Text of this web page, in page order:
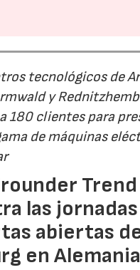
tecnológicos de
y
180 clientes para
de máquinas
Trend
las
abiertas
en Alemania